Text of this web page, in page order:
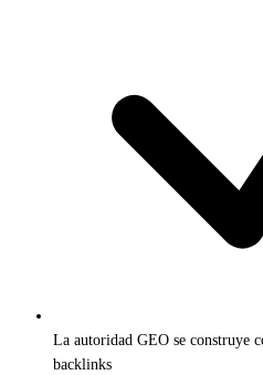
La autoridad GEO se construye
backlinks